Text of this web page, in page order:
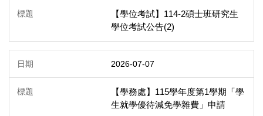
【學位考試】114-2碩士班研究生
學位考試公告(2)
2026-07-07
【學務處】115學年度第1學期「學
生就學優待減免學雜費」申請